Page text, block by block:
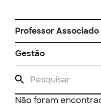
Professor
Gestão
Não foram